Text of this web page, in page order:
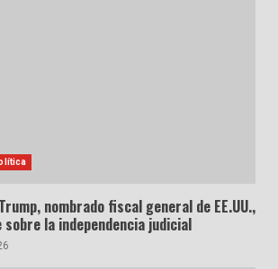
nombrado fiscal general de EE.UU.,
la independencia judicial